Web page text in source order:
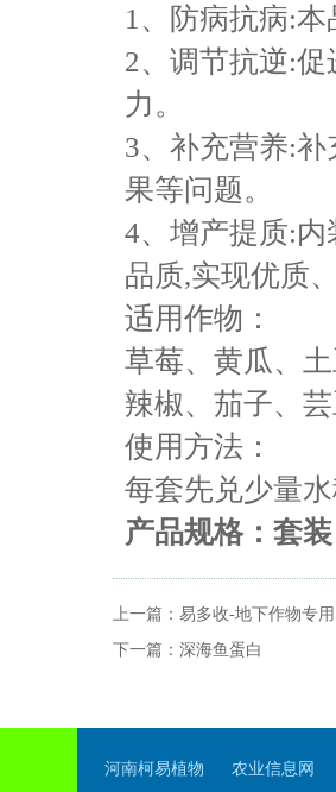
1、防病抗病:
2、调节抗逆:
力。
3、补充营养:
果等问题。
4、增产提质:内
品质,实现优质
适用作物：
草莓、黄瓜、
辣椒、茄子、
使用方法：
每套先兑少量
产品规格：套
上一篇： 易多收-地下作物专用
下一篇： 深海鱼蛋白
河南柯易植物 农业信息网